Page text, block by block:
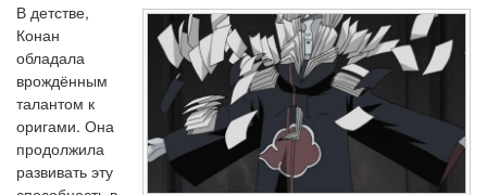
В детстве,
Конан
обладала
врождённым
талантом к
оригами. Она
продолжила
развивать эту